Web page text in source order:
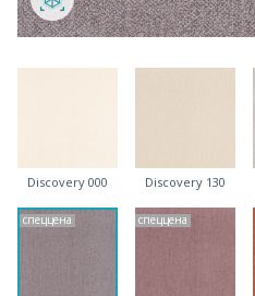
Discovery 000 Discovery 130
спеццена спеццена